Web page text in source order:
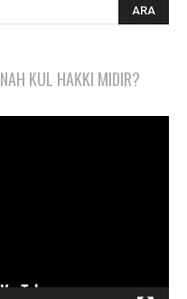
KUL HAKKI MIDIR?